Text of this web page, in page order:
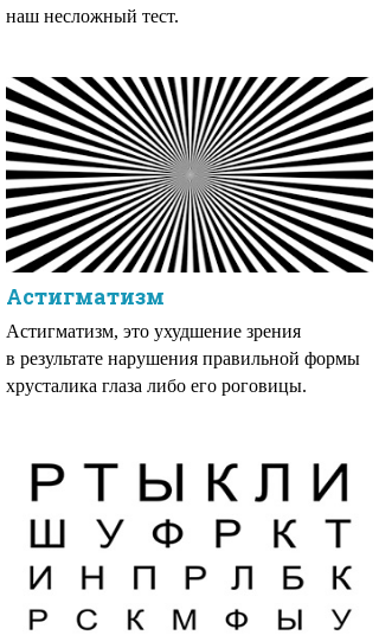
наш несложный тест.
Астигматизм
Астигматизм, это ухудшение зрения
в результате нарушения правильной формы
хрусталика глаза либо его роговицы.